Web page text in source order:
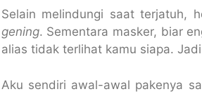
Selain melindungi saat terjatuh,
gening. Sementara masker, biar
alias tidak terlihat kamu siapa.
Aku sendiri awal-awal pakenya